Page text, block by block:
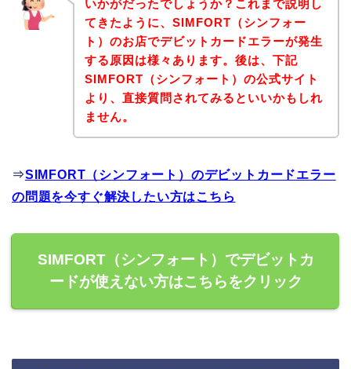
いかがだったでしょうか？これまで説明し
てきたように、SIMFORT（シンフォー
ト）のお店でデビットカードエラーが発生
する原因は様々あります。後は、下記
SIMFORT（シンフォート）の公式サイト
より、直接質問されてみるといいかもしれ
ません。
⇒SIMFORT（シンフォート）のデビットカードエラー
の問題を今すぐ解決したい方はこちら
SIMFORT（シンフォート）でデビットカ
ードが使えない方はこちらをクリック